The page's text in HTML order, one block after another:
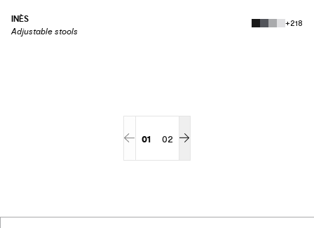
INÈS
Adjustable stools
+218
01 02